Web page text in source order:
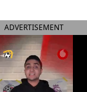
ADVERTISEMENT